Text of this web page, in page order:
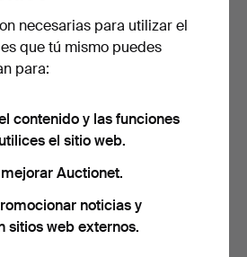
Pareja de candelabros,
Subastado 12 feb 2019
37 USD
necesarias para utilizar el
que tú mismo puedes
para:
contenido y las funciones
el sitio web.
Auctionet.
noticias y
sitios web externos.